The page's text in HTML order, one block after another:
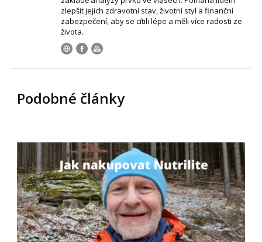
zlepšit jejich zdravotní stav, životní styl a finanční
zabezpečení, aby se cítili lépe a měli více radosti ze
života.
Podobné články